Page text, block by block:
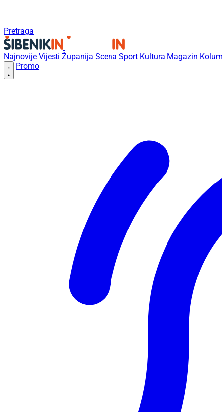
Pretraga
Najnovije Vijesti Županija Scena Sport Kultura Magazin
Promo